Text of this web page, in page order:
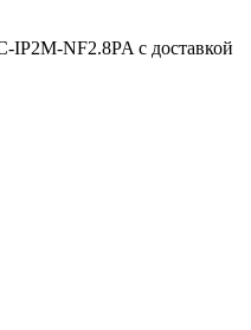
NF2.8PA с доставкой